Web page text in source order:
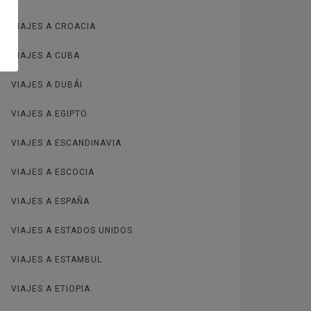
VIAJES A CROACIA
VIAJES A CUBA
VIAJES A DUBÁI
VIAJES A EGIPTO
VIAJES A ESCANDINAVIA
VIAJES A ESCOCIA
VIAJES A ESPAÑA
VIAJES A ESTADOS UNIDOS
VIAJES A ESTAMBUL
VIAJES A ETIOPIA